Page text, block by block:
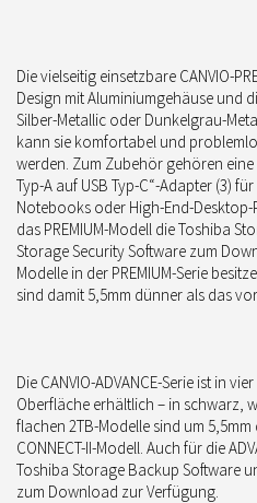
Die vielseitig einsetzbare CANVIO-
Design mit Aluminiumgehäuse und
Silber-Metallic oder Dunkelgrau-
kann sie komfortabel und
werden. Zum Zubehör gehören
Typ-A auf USB Typ-C“-Adapter (3)
Notebooks oder High-End-
das PREMIUM-Modell die Toshiba
Storage Security Software zum
Modelle in der PREMIUM-Serie
sind damit 5,5mm dünner als das
Die CANVIO-ADVANCE-Serie ist in
Oberfläche erhältlich – in schwarz,
flachen 2TB-Modelle sind um 5,5mm
CONNECT-II-Modell. Auch für die
Toshiba Storage Backup Software
zum Download zur Verfügung.